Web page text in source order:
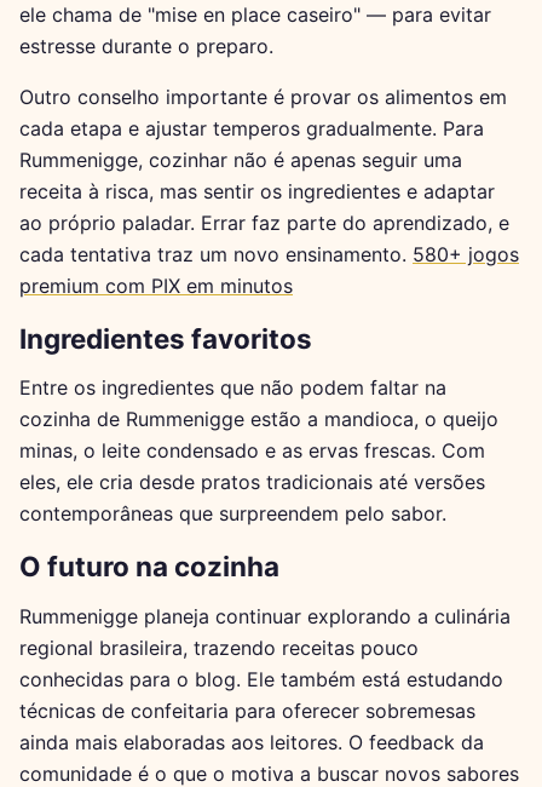
ele chama de "mise en place caseiro" — para evitar
estresse durante o preparo.
Outro conselho importante é provar os alimentos em
cada etapa e ajustar temperos gradualmente. Para
Rummenigge, cozinhar não é apenas seguir uma
receita à risca, mas sentir os ingredientes e adaptar
ao próprio paladar. Errar faz parte do aprendizado, e
cada tentativa traz um novo ensinamento. 580+ jogos
premium com PIX em minutos
Ingredientes favoritos
Entre os ingredientes que não podem faltar na
cozinha de Rummenigge estão a mandioca, o queijo
minas, o leite condensado e as ervas frescas. Com
eles, ele cria desde pratos tradicionais até versões
contemporâneas que surpreendem pelo sabor.
O futuro na cozinha
Rummenigge planeja continuar explorando a culinária
regional brasileira, trazendo receitas pouco
conhecidas para o blog. Ele também está estudando
técnicas de confeitaria para oferecer sobremesas
ainda mais elaboradas aos leitores. O feedback da
comunidade é o que o motiva a buscar novos sabores